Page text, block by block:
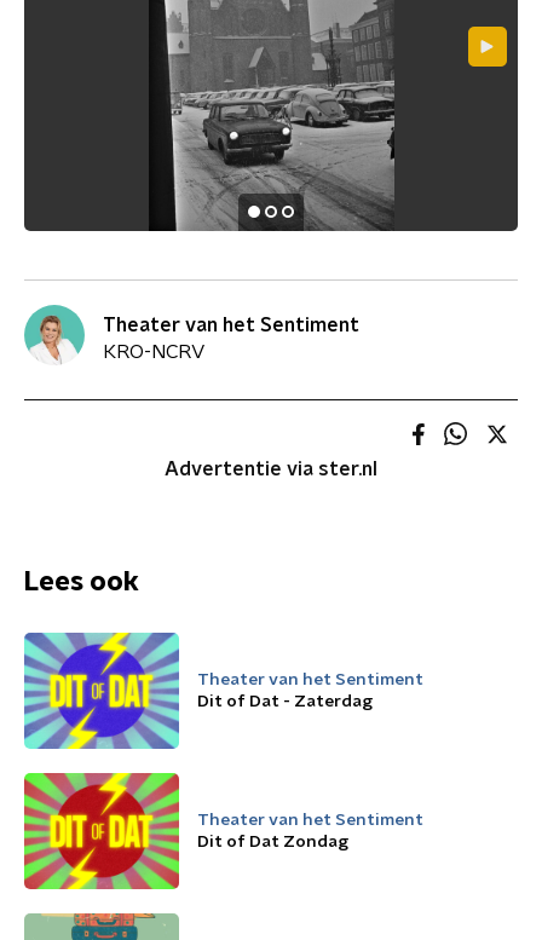
Theater van het Sentiment
KRO-NCRV
Advertentie via ster.nl
Lees ook
Theater van het Sentiment
Dit of Dat - Zaterdag
Theater van het Sentiment
Dit of Dat Zondag